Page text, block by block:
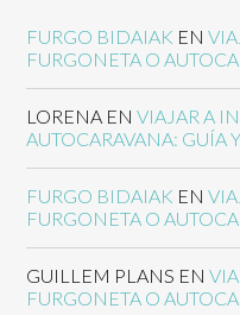
FURGO BIDAIAK EN
FURGONETA O
LORENA ENVIAJAR A
AUTOCARAVANA: GUÍA
FURGO BIDAIAK EN
FURGONETA O
GUILLEM PLANS EN
FURGONETA O